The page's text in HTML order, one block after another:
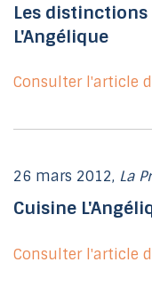
Les
L'Angélique
Consulter l'article
26 mars 2012, La
Cuisine
Consulter l'article